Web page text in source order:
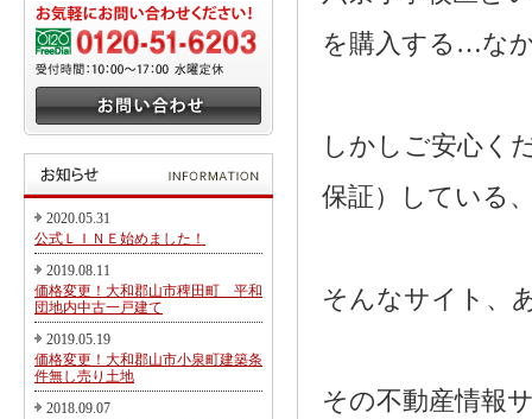
2020.05.31
公式ＬＩＮＥ始めました！
2019.08.11
価格変更！大和郡山市稗田町 平和
団地内中古一戸建て
2019.05.19
価格変更！大和郡山市小泉町建築条
件無し売り土地
2018.09.07
を購入する…な
しかしご安心く
保証）している
そんなサイト、
その不動産情報